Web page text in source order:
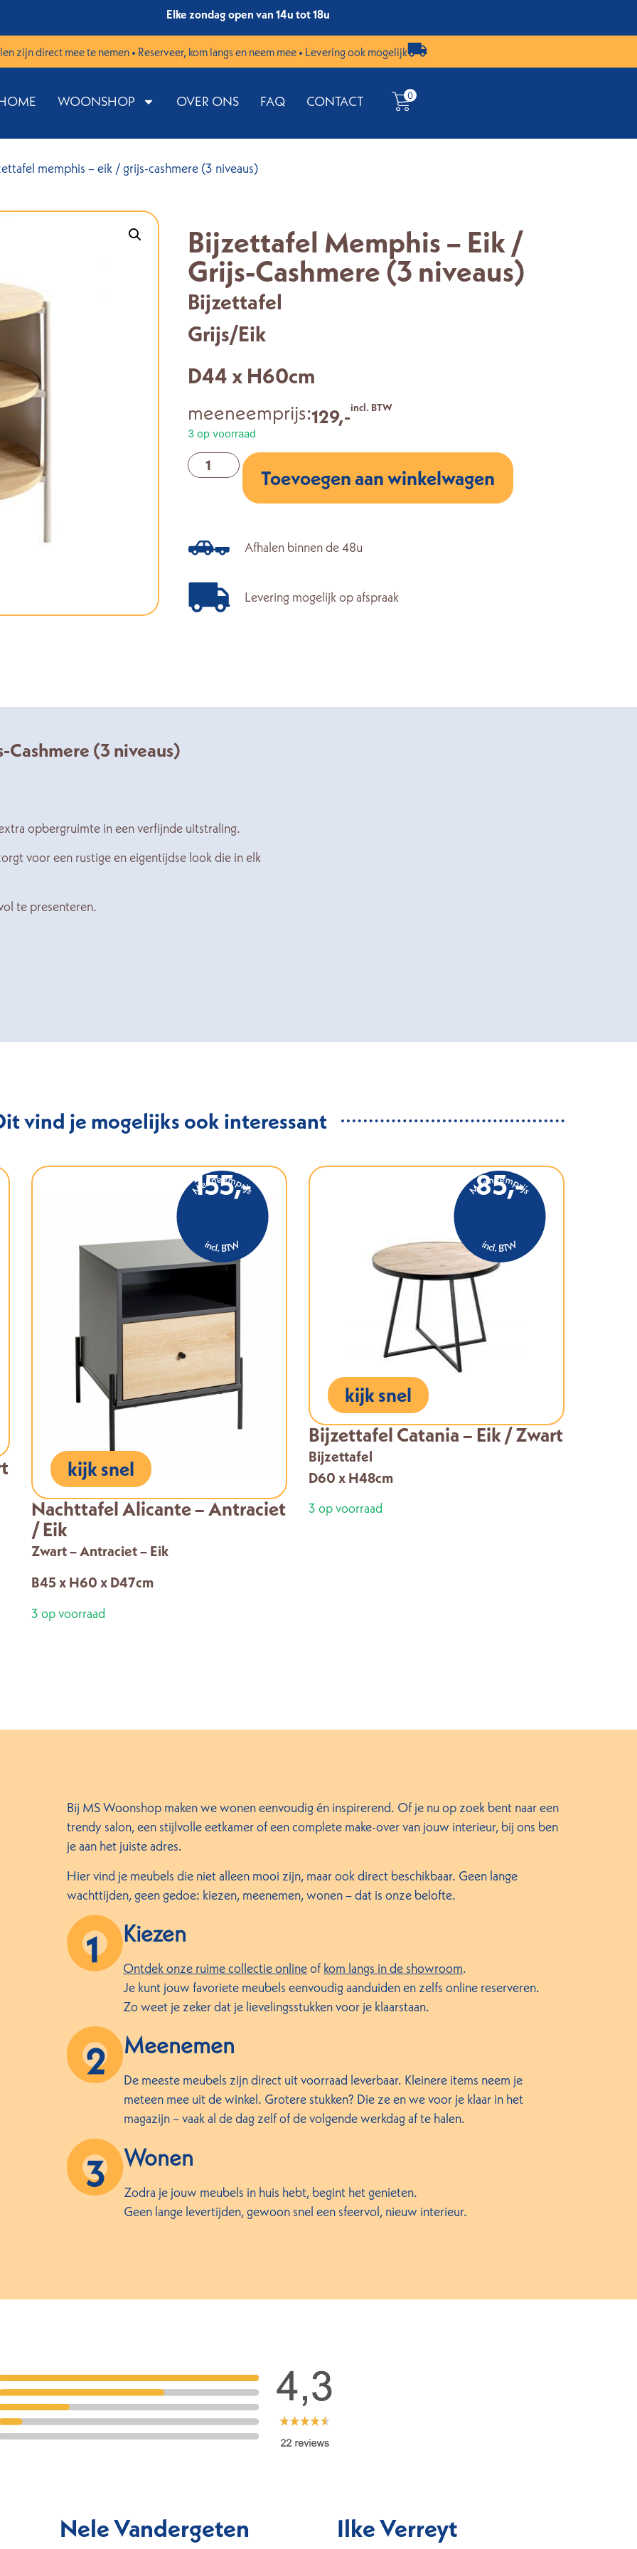
Elke zondag open van 14u tot 18u
zijn direct mee te nemen • Reserveer, kom langs en neem mee • Levering ook mogelijk
WOONSHOP OVER ONS FAQ CONTACT 0
memphis – eik / grijs-cashmere (3 niveaus)
Bijzettafel Memphis – Eik /
Grijs-Cashmere (3 niveaus)
Bijzettafel
Grijs/Eik
D44 x H60cm
meeneemprijs:129,-incl. BTW
3 op voorraad
Toevoegen aan winkelwagen
Afhalen binnen de 48u
Levering mogelijk op afspraak
(3 niveaus)
opbergruimte in een verfijnde uitstraling.
voor een rustige en eigentijdse look die in elk
te presenteren.
vind je mogelijks ook interessant
155,-
kijk snel
Nachttafel Alicante – Antraciet
/ Eik
Zwart – Antraciet – Eik
B45 x H60 x D47cm
3 op voorraad
85,-
kijk snel
Bijzettafel Catania – Eik / Zwart
Bijzettafel
D60 x H48cm
3 op voorraad
Bij MS Woonshop maken we wonen eenvoudig én inspirerend. Of je nu op zoek bent naar een
trendy salon, een stijlvolle eetkamer of een complete make-over van jouw interieur, bij ons ben
je aan het juiste adres.
Hier vind je meubels die niet alleen mooi zijn, maar ook direct beschikbaar. Geen lange
wachttijden, geen gedoe: kiezen, meenemen, wonen – dat is onze belofte.
Kiezen
Ontdek onze ruime collectie onlineof kom langs in de showroom.
Je kunt jouw favoriete meubels eenvoudig aanduiden en zelfs online reserveren.
Zo weet je zeker dat je lievelingsstukken voor je klaarstaan.
Meenemen
De meeste meubels zijn direct uit voorraad leverbaar. Kleinere items neem je
meteen mee uit de winkel. Grotere stukken? Die ze en we voor je klaar in het
magazijn – vaak al de dag zelf of de volgende werkdag af te halen.
Wonen
Zodra je jouw meubels in huis hebt, begint het genieten.
Geen lange levertijden, gewoon snel een sfeervol, nieuw interieur.
Nele Vandergeten Ilke Verreyt